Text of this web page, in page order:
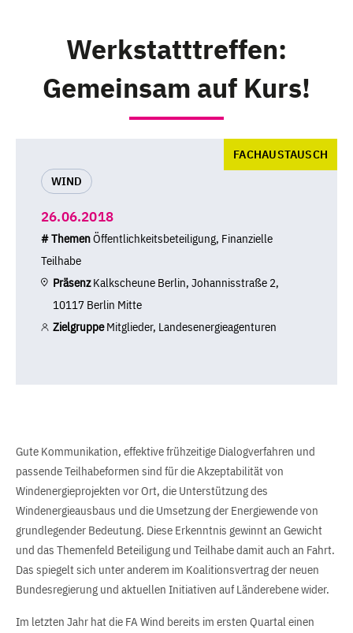
Werkstatttreffen:
Gemeinsam auf Kurs!
FACHAUSTAUSCH
WIND
26.06.2018
# ThemenÖffentlichkeitsbeteiligung, Finanzielle
Teilhabe
PräsenzKalkscheune Berlin, Johannisstraße 2,
10117 Berlin Mitte
ZielgruppeMitglieder, Landesenergieagenturen
Gute Kommunikation, effektive frühzeitige Dialogverfahren und
passende Teilhabeformen sind für die Akzeptabilität von
Windenergieprojekten vor Ort, die Unterstützung des
Windenergieausbaus und die Umsetzung der Energiewende von
grundlegender Bedeutung. Diese Erkenntnis gewinnt an Gewicht
und das Themenfeld Beteiligung und Teilhabe damit auch an Fahrt.
Das spiegelt sich unter anderem im Koalitionsvertrag der neuen
Bundesregierung und aktuellen Initiativen auf Länderebene wider.
Im letzten Jahr hat die FA Wind bereits im ersten Quartal einen